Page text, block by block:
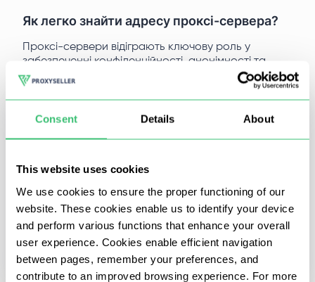
Consent Details About
This website uses cookies
We use cookies to ensure the proper functioning of our
website. These cookies enable us to identify your device
and perform various functions that enhance your overall
user experience. Cookies enable efficient navigation
between pages, remember your preferences, and
contribute to an improved browsing experience. For more
Як легко знайти адресу проксі-сервера?
Проксі-сервери відіграють ключову роль у
забезпеченні конфіденційності, анонімності та
безпечного доступу до інтернет-ресурсів.